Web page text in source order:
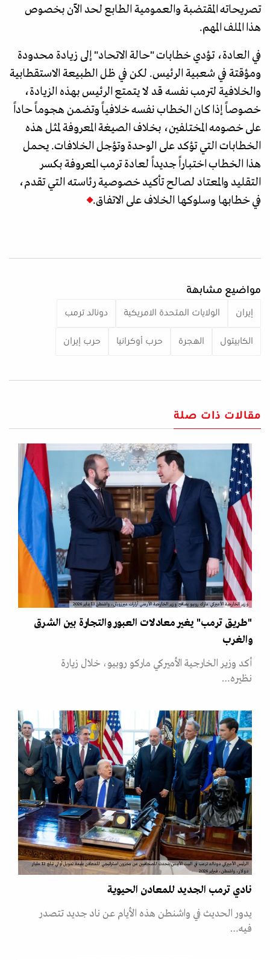
تصريحاته المقتضبة والعمومية الطابع لحد الآن بخصوص
هذا الملف المهم.
في العادة، تؤدي خطابات "حالة الاتحاد" إلى زيادة محدودة
ومؤقتة في شعبية الرئيس. لكن في ظل الطبيعة الاستقطابية
والخلافية لترمب نفسه قد لا يتمتع الرئيس بهذه الزيادة،
خصوصاً إذا كان الخطاب نفسه خلافياً وتضمن هجوماً حاداً
على خصومه المختلفين، بخلاف الصيغة المعروفة لمثل هذه
الخطابات التي تؤكد على الوحدة وتؤجل الخلافات. يحمل
هذا الخطاب اختباراً جديداً لعادة ترمب المعروفة بكسر
التقليد والمعتاد لصالح تأكيد خصوصية رئاسته التي تقدم،
في خطابها وسلوكها الخلاف على الاتفاق.
مواضيع مشابهة
إيران الولايات المتحدة الامريكية دونالد ترمب
الكابيتول الهجرة حرب أوكرانيا حرب إيران
مقالات ذات صلة
وزير الخارجية الأميركي مارك روبيو يصافح وزير الخارجية الأرمني أرارات ميرزويان، واشنطن 13 يناير 2026
"طريق ترمب" يغير معادلات العبور والتجارة بين الشرق
والغرب
أكد وزير الخارجية الأميركي ماركو روبيو، خلال زيارة
نظيره…
الرئيس الأميركي دونالد ترمب في البيت الأبيض يتحدث للصحافيين عن مخزون استراتيجي للمعادن بقيمة تمويل أولي تبلغ 12 مليار
دولار، واشنطن، فبراير 2026
نادي ترمب الجديد للمعادن الحيوية
يدور الحديث في واشنطن هذه الأيام عن ناد جديد تتصدر
فيه…